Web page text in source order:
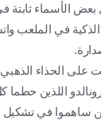
بعض الأسماء
في الملعب
على الحذاء
اللذين حطما
ساهموا في تشكيل